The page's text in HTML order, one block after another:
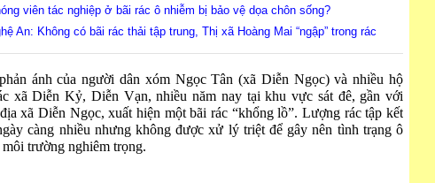
viên tác nghiệp ở bãi rác ô nhiễm bị bảo vệ dọa chôn sống?
An: Không có bãi rác thải tập trung, Thị xã Hoàng Mai “ngập” trong rác
ánh của người dân xóm Ngọc Tân (xã Diễn Ngọc) và nhiều hộ
xã Diễn Kỷ, Diễn Vạn, nhiều năm nay tại khu vực sát đê, gần với
xã Diễn Ngọc, xuất hiện một bãi rác “khổng lồ”. Lượng rác tập kết
càng nhiều nhưng không được xử lý triệt để gây nên tình trạng ô
trường nghiêm trọng.